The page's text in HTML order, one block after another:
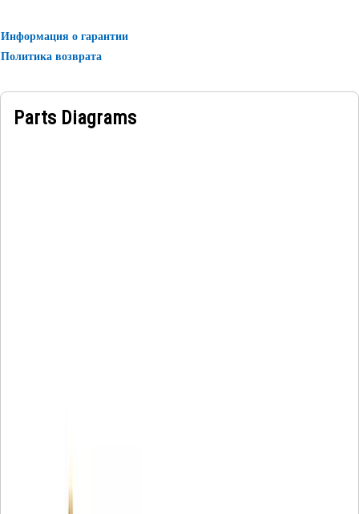
Информация о гарантии
Политика возврата
Parts Diagrams